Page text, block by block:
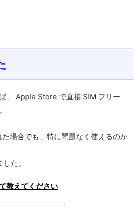
、 Apple Store で直接 SIM フリー
場合でも、特に問題なく使えるのか
た。
教えてください